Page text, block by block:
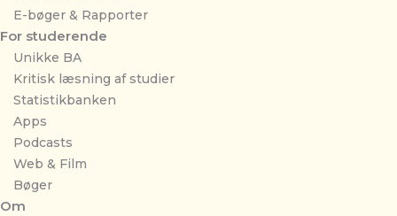
E-bøger & Rapporter
For studerende
Unikke BA
Kritisk læsning af studier
Statistikbanken
Apps
Podcasts
Web & Film
Bøger
Om